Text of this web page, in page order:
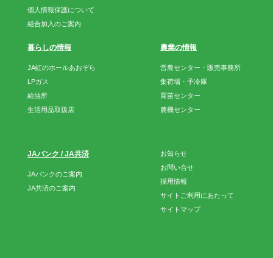
個人情報保護について
組合加入のご案内
暮らしの情報
JA虹のホールあおぞら
LPガス
給油所
生活用品取扱店
農業の情報
営農センター・販売事務所
集荷場・予冷庫
育苗センター
農機センター
JAバンク / JA共済
JAバンクのご案内
JA共済のご案内
お知らせ
お問い合せ
採用情報
サイトご利用にあたって
サイトマップ